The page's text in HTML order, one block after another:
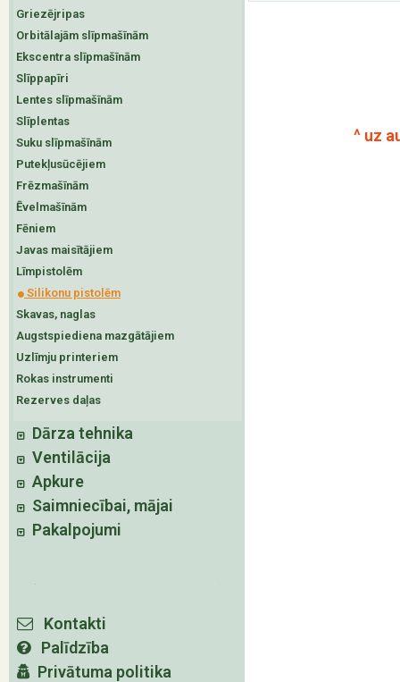
Griezējripas
Orbitālajām slīpmašīnām
Ekscentra slīpmašīnām
Slīppapīri
Lentes slīpmašīnām
Slīplentas
Suku slīpmašīnām
Putekļusūcējiem
Frēzmašīnām
Ēvelmašīnām
Fēniem
Javas maisītājiem
Līmpistolēm
Silikonu pistolēm
Skavas, naglas
Augstspiediena mazgātājiem
Uzlīmju printeriem
Rokas instrumenti
Rezerves daļas
Dārza tehnika
Ventilācija
Apkure
Saimniecībai, mājai
Pakalpojumi
Kontakti
Palīdzība
Privātuma politika
^ uz